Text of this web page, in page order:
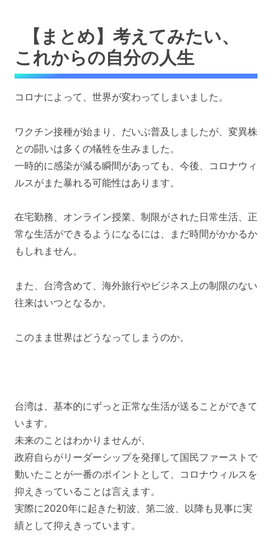
【まとめ】考えてみたい、
これからの自分の人生
コロナによって、世界が変わってしまいました。
ワクチン接種が始まり、だいぶ普及しましたが、変異株
との闘いは多くの犠牲を生みました。
一時的に感染が減る瞬間があっても、今後、 コロナウィ
ルスがまた暴れる可能性はあります。
在宅勤務、オンライン授業、制限がされた日常生活、正
常な生活ができるようになるには、まだ時間がかかるか
もしれません。
また、台湾含めて、海外旅行やビジネス上の制限のない
往来はいつとなるか。
このまま世界はどうなってしまうのか。
台湾は、基本的にずっと正常な生活が送ることができて
います。
未来のことはわかりませんが、
政府自らがリーダーシップを発揮して国民ファーストで
動いたことが一番のポイントとして、コロナウィルスを
抑えきっていることは言えます。
実際に2020年に起きた初波、第二波、以降も見事に実
績として抑えきっています。